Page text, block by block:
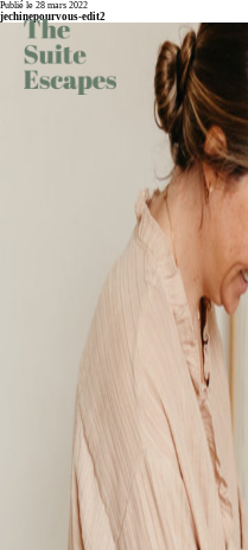
Publié le 28 mars 2022
jechinepourvous-edit2